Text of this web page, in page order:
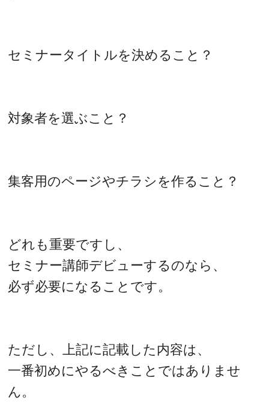
セミナータイトルを決めること？
対象者を選ぶこと？
集客用のページやチラシを作ること？
どれも重要ですし、
セミナー講師デビューするのなら、
必ず必要になることです。
ただし、上記に記載した内容は、
一番初めにやるべきことではありませ
ん。